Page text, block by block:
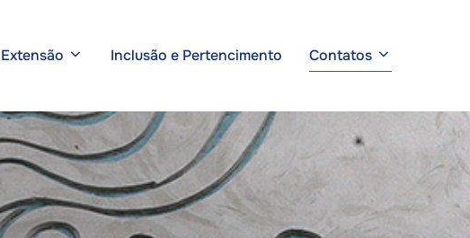
Inclusão e Pertencimento Contatos